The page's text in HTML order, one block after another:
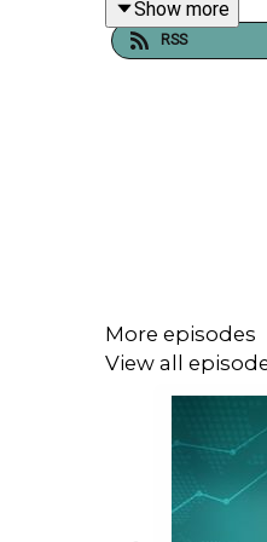
Show more
RSS
More episodes
View all